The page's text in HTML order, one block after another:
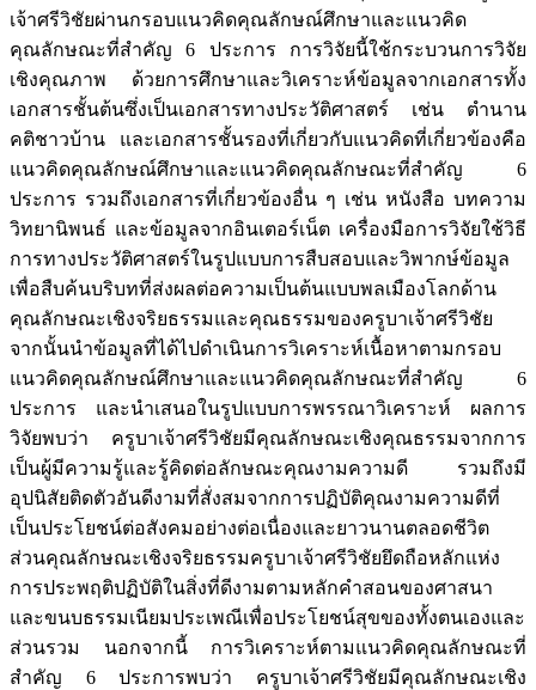
เจ้าศรีวิชัยผ่านกรอบแนวคิดคุณลักษณ์ศึกษาและแนวคิด
คุณลักษณะที่สำคัญ 6 ประการ การวิจัยนี้ใช้กระบวนการวิจัย
เชิงคุณภาพ ด้วยการศึกษาและวิเคราะห์ข้อมูลจากเอกสารทั้ง
เอกสารชั้นต้นซึ่งเป็นเอกสารทางประวัติศาสตร์ เช่น ตำนาน
คติชาวบ้าน และเอกสารชั้นรองที่เกี่ยวกับแนวคิดที่เกี่ยวข้องคือ
แนวคิดคุณลักษณ์ศึกษาและแนวคิดคุณลักษณะที่สำคัญ 6
ประการ รวมถึงเอกสารที่เกี่ยวข้องอื่น ๆ เช่น หนังสือ บทความ
วิทยานิพนธ์ และข้อมูลจากอินเตอร์เน็ต เครื่องมือการวิจัยใช้วิธี
การทางประวัติศาสตร์ในรูปแบบการสืบสอบและวิพากษ์ข้อมูล
เพื่อสืบค้นบริบทที่ส่งผลต่อความเป็นต้นแบบพลเมืองโลกด้าน
คุณลักษณะเชิงจริยธรรมและคุณธรรมของครูบาเจ้าศรีวิชัย
จากนั้นนำข้อมูลที่ได้ไปดำเนินการวิเคราะห์เนื้อหาตามกรอบ
แนวคิดคุณลักษณ์ศึกษาและแนวคิดคุณลักษณะที่สำคัญ 6
ประการ และนำเสนอในรูปแบบการพรรณาวิเคราะห์ ผลการ
วิจัยพบว่า ครูบาเจ้าศรีวิชัยมีคุณลักษณะเชิงคุณธรรมจากการ
เป็นผู้มีความรู้และรู้คิดต่อลักษณะคุณงามความดี รวมถึงมี
อุปนิสัยติดตัวอันดีงามที่สั่งสมจากการปฏิบัติคุณงามความดีที่
เป็นประโยชน์ต่อสังคมอย่างต่อเนื่องและยาวนานตลอดชีวิต
ส่วนคุณลักษณะเชิงจริยธรรมครูบาเจ้าศรีวิชัยยึดถือหลักแห่ง
การประพฤติปฏิบัติในสิ่งที่ดีงามตามหลักคำสอนของศาสนา
และขนบธรรมเนียมประเพณีเพื่อประโยชน์สุขของทั้งตนเองและ
ส่วนรวม นอกจากนี้ การวิเคราะห์ตามแนวคิดคุณลักษณะที่
สำคัญ 6 ประการพบว่า ครูบาเจ้าศรีวิชัยมีคุณลักษณะเชิง